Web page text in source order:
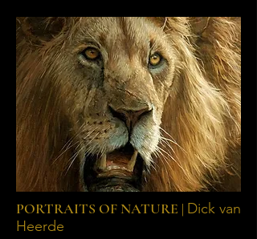
PORTRAITS OF NATURE | Dick van
Heerde